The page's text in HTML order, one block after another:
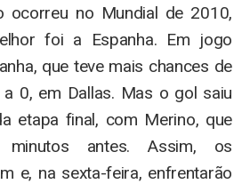
ocorreu no Mundial de 2010,
foi a Espanha. Em jogo
que teve mais chances de
0, em Dallas. Mas o gol saiu
etapa final, com Merino, que
minutos antes. Assim, os
e, na sexta-feira, enfrentarão